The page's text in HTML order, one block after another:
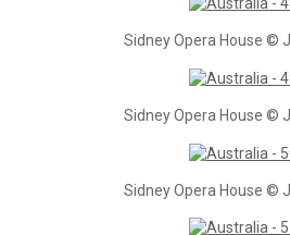
Sidney Opera House ©
Sidney Opera House ©
Sidney Opera House ©